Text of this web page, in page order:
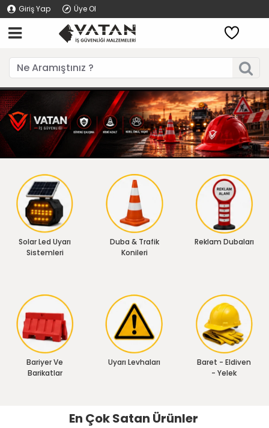
Giriş Yap Üye Ol
Solar Led Uyarı
Sistemleri
Duba & Trafik
Konileri
Reklam Dubaları
Bariyer Ve
Barikatlar
Uyarı Levhaları
Baret - Eldiven
- Yelek
En Çok Satan Ürünler